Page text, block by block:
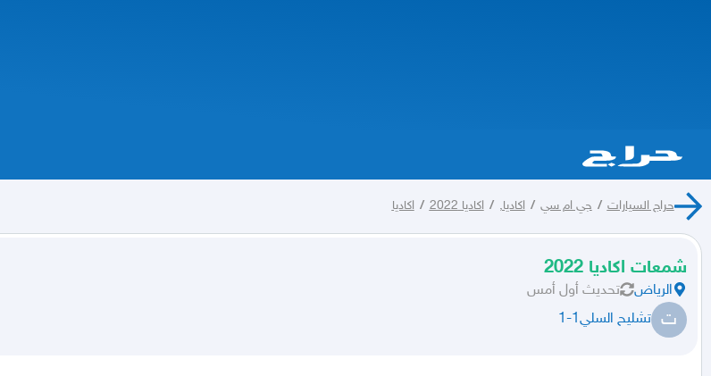
حراج السيارات / جي ام سي / اكاديا, / اكاديا 2022 / اكاديا
شمعات اكاديا 2022
الرياض تحديث أول أمس
ت تشليح السلي1-1